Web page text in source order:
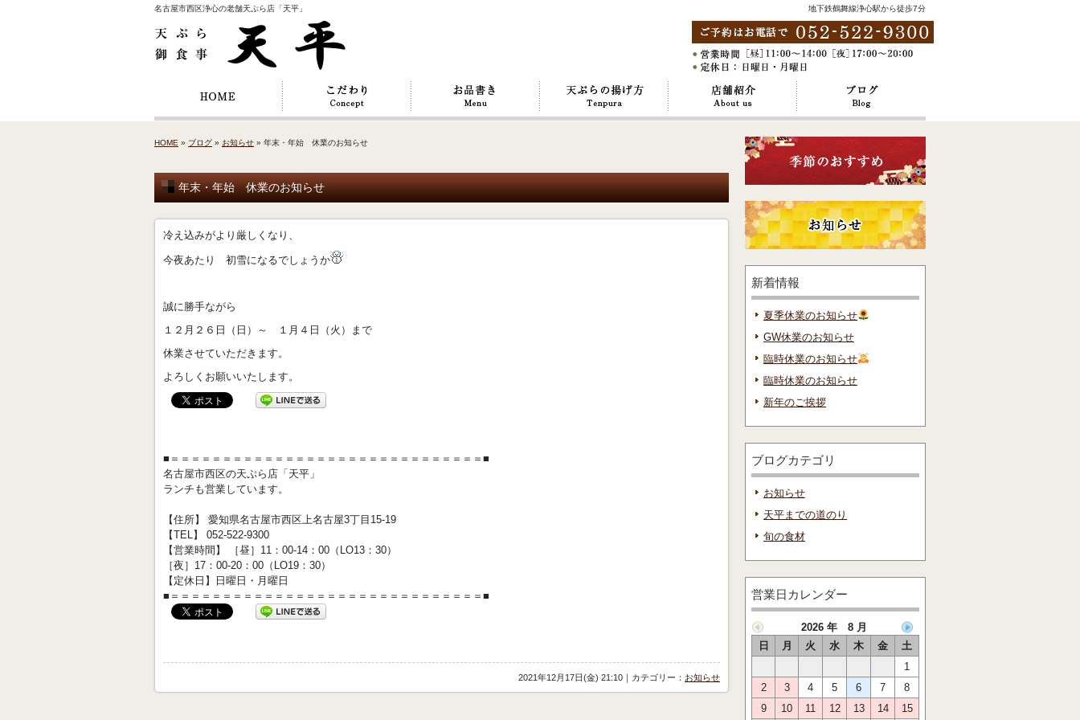
名古屋市西区浄心の老舗天ぷら店「天平」 地下鉄鶴舞線浄心駅から徒歩7分
HOME » ブログ » お知らせ » 年末・年始 休業のお知らせ
年末・年始 休業のお知らせ
冷え込みがより厳しくなり、
今夜あたり 初雪になるでしょうか
誠に勝手ながら
１２月２６日（日）～ １月４日（火）まで
休業させていただきます。
よろしくお願いいたします。
■＝＝＝＝＝＝＝＝＝＝＝＝＝＝＝＝＝＝＝＝＝＝＝＝＝＝＝＝＝＝■
名古屋市西区の天ぷら店「天平」
ランチも営業しています。
【住所】 愛知県名古屋市西区上名古屋3丁目15-19
【TEL】 052-522-9300
【営業時間】 ［昼］11：00-14：00（LO13：30）
［夜］17：00-20：00（LO19：30）
【定休日】日曜日・月曜日
■＝＝＝＝＝＝＝＝＝＝＝＝＝＝＝＝＝＝＝＝＝＝＝＝＝＝＝＝＝＝■
2021年12月17日(金) 21:10｜カテゴリー： お知らせ
新着情報
夏季休業のお知らせ
GW休業のお知らせ
臨時休業のお知らせ
臨時休業のお知らせ
新年のご挨拶
ブログカテゴリ
お知らせ
天平までの道のり
旬の食材
営業日カレンダー
2026 年 8 月
日
月 火 水 木 金
土
1
2
3 4 5 6 7
8
9
10 11 12 13 14 15